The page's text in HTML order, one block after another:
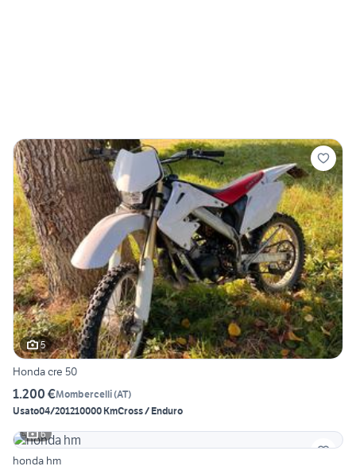
5
Honda cre 50
1.200 €Mombercelli(AT)
Usato04/201210000 KmCross / Enduro
6
honda hm